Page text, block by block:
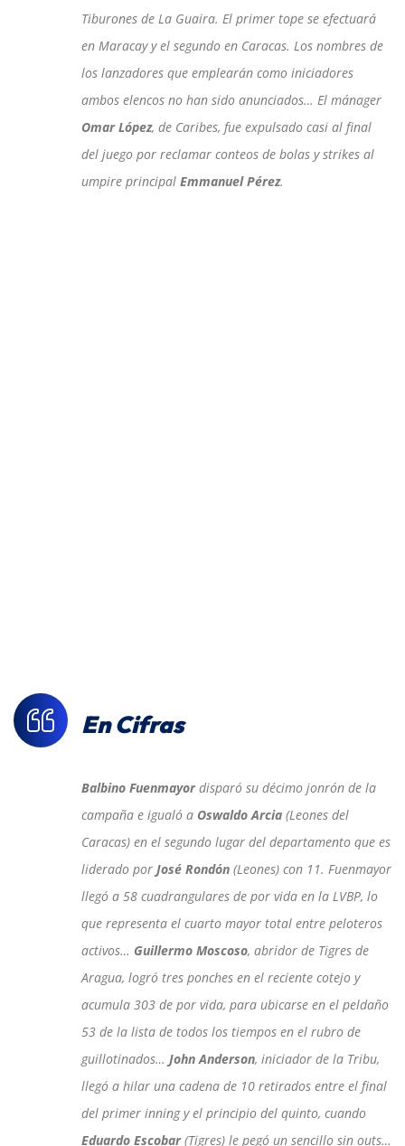
Tiburones de La Guaira. El primer tope se efectuará
en Maracay y el segundo en Caracas. Los nombres de
los lanzadores que emplearán como iniciadores
ambos elencos no han sido anunciados… El mánager
Omar López, de Caribes, fue expulsado casi al final
del juego por reclamar conteos de bolas y strikes al
umpire principal Emmanuel Pérez.
En Cifras
Balbino Fuenmayordisparó su décimo jonrón de la
campaña e igualó a Oswaldo Arcia (Leones del
Caracas) en el segundo lugar del departamento que es
liderado por José Rondón (Leones) con 11. Fuenmayor
llegó a 58 cuadrangulares de por vida en la LVBP, lo
que representa el cuarto mayor total entre peloteros
activos… Guillermo Moscoso, abridor de Tigres de
Aragua, logró tres ponches en el reciente cotejo y
acumula 303 de por vida, para ubicarse en el peldaño
53 de la lista de todos los tiempos en el rubro de
guillotinados… John Anderson, iniciador de la Tribu,
llegó a hilar una cadena de 10 retirados entre el final
del primer inning y el principio del quinto, cuando
Eduardo Escobar(Tigres) le pegó un sencillo sin outs…